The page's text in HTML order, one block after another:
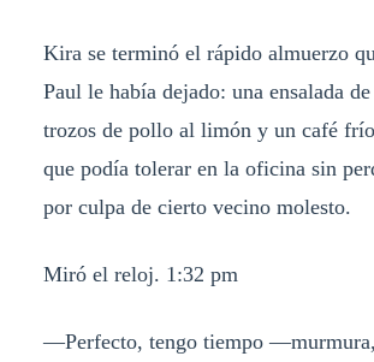
Kira se terminó el rápido almuerzo
Paul le había dejado: una ensalada
trozos de pollo al limón y un café
que podía tolerar en la oficina sin
por culpa de cierto vecino molesto.
Miró el reloj. 1:32 pm
—Perfecto, tengo tiempo